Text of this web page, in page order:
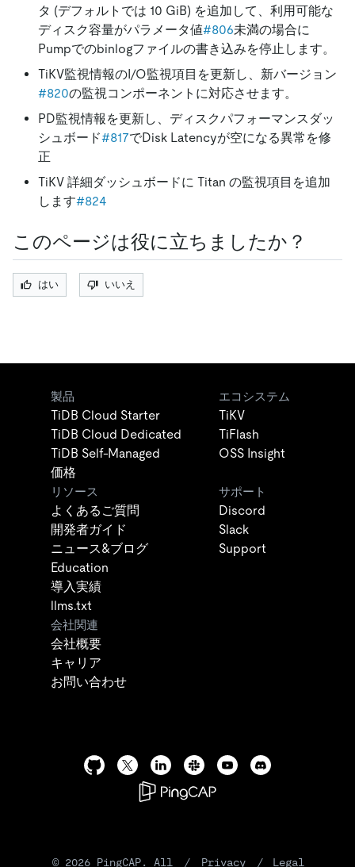
タ (デフォルトでは 10 GiB) を追加して、利用可能な
ディスク容量がパラメータ値#806未満の場合に
Pumpでのbinlogファイルの書き込みを停止します。
TiKV監視情報のI/O監視項目を更新し、新バージョン
#820の監視コンポーネントに対応させます。
PD監視情報を更新し、ディスクパフォ​​ーマンスダッ
シュボード#817でDisk Latencyが空になる異常を修
正
TiKV 詳細ダッシュボードに Titan の監視項目を追加
します#824
このページは役に立ちましたか？
はい いいえ
製品
TiDB Cloud Starter
TiDB Cloud Dedicated
TiDB Self-Managed
価格
エコシステム
TiKV
TiFlash
OSS Insight
リソース
よくあるご質問
開発者ガイド
ニュース&ブログ
Education
導入実績
llms.txt
サポート
Discord
Slack
Support
会社関連
会社概要
キャリア
お問い合わせ
© 2026PingCAP. All / Privacy / Legal